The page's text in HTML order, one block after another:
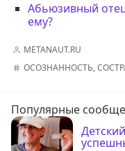
Абьюзивный
ему?
METANAUT.RU
ОСОЗНАННОСТЬ,
Популярные